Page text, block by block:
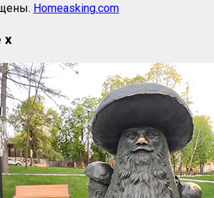
Homeasking.com
x